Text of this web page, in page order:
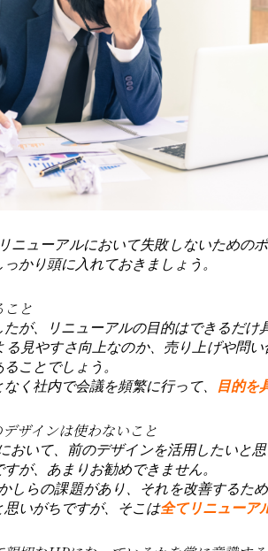
ニューアルにおいて失敗しないための
かり頭に入れておきましょう。
こと
たが、リニューアルの目的はできるだ
る見やすさ向上なのか、売り上げや問
ことでしょう。
く社内で会議を頻繁に行って、
目的を
デザインは使わないこと
おいて、前のデザインを活用したいと
が、あまりお勧めできません。
しらの課題があり、それを改善するた
思いがちですが、そこは全てリニューア